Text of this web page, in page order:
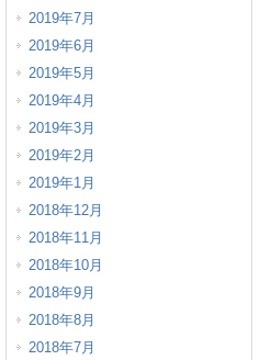
2019年7月
2019年6月
2019年5月
2019年4月
2019年3月
2019年2月
2019年1月
2018年12月
2018年11月
2018年10月
2018年9月
2018年8月
2018年7月